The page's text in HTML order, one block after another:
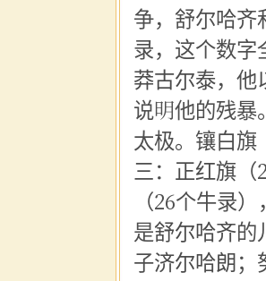
争，舒尔哈齐
录，这个数字
莽古尔泰，他
说明他的残暴
太极。镶白旗
三： 正红旗
（26个牛录
是舒尔哈齐的
子济尔哈朗 ；